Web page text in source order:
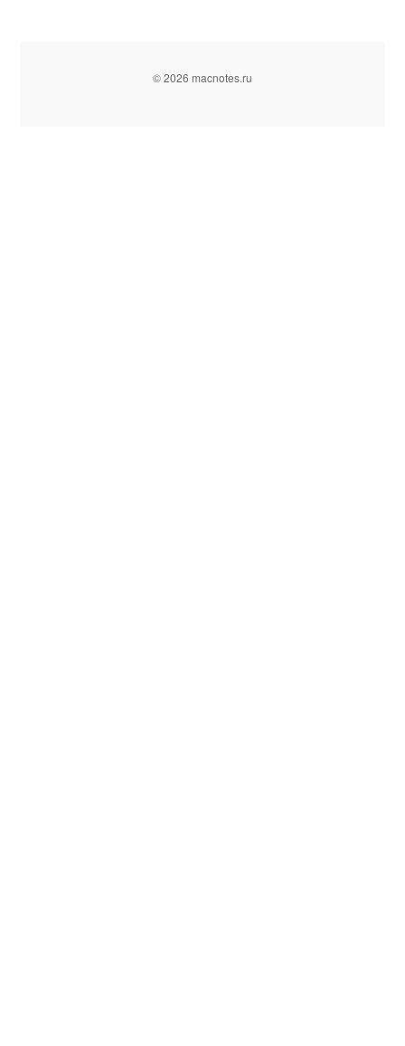
© 2026 macnotes.ru